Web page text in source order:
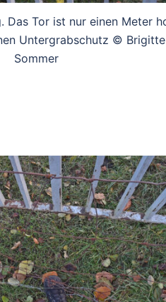
Das Tor ist nur einen Meter
Untergrabschutz © Brigitte
Sommer